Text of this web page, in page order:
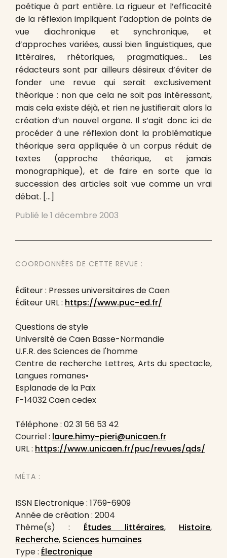
poétique à part entière. La rigueur et l’efficacité
de la réflexion impliquent l’adoption de points de
vue diachronique et synchronique, et
d’approches variées, aussi bien linguistiques, que
littéraires, rhétoriques, pragmatiques… Les
rédacteurs sont par ailleurs désireux d’éviter de
fonder une revue qui serait exclusivement
théorique : non que cela ne soit pas intéressant,
mais cela existe déjà, et rien ne justifierait alors la
création d’un nouvel organe. Il s’agit donc ici de
procéder à une réflexion dont la problématique
théorique sera appliquée à un corpus réduit de
textes (approche théorique, et jamais
monographique), et de faire en sorte que la
succession des articles soit vue comme un vrai
débat. […]
Publié le 1 décembre 2003
COORDONNÉES DE CETTE REVUE :
Éditeur : Presses universitaires de Caen
Éditeur URL : https://www.puc-ed.fr/
Questions de style
Université de Caen Basse-Normandie
U.F.R. des Sciences de l'homme
Centre de recherche Lettres, Arts du spectacle,
Langues romanes•
Esplanade de la Paix
F-14032 Caen cedex
Téléphone : 02 31 56 53 42
Courriel : laure.himy-pieri@unicaen.fr
URL : https://www.unicaen.fr/puc/revues/qds/
MÉTA :
ISSN Electronique : 1769-6909
Année de création : 2004
Thème(s) : Études littéraires, Histoire,
Recherche, Sciences humaines
Type : Électronique